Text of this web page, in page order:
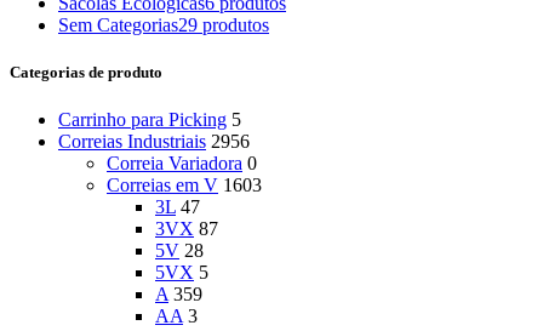
Sem Categorias29 produtos
Categorias de produto
Carrinho para Picking 5
Correias Industriais 2956
Correia Variadora 0
Correias em V 1603
3L 47
3VX 87
5V 28
5VX 5
A 359
AA 3